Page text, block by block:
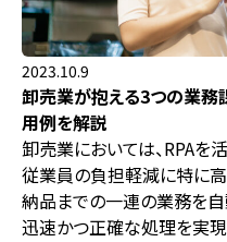
2023.10.9
卸売業が抱える3つの業務
用例を解説
卸売業においては、RPA
従業員の負担軽減に特に
納品までの一連の業務を自
迅速かつ正確な処理を実現